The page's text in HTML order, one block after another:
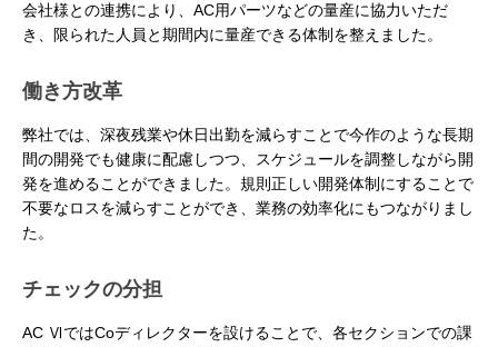
会社様との連携により、AC用パーツなどの量産に協力いただ
き、限られた人員と期間内に量産できる体制を整えました。
働き方改革
弊社では、深夜残業や休日出勤を減らすことで今作のような長期
間の開発でも健康に配慮しつつ、スケジュールを調整しながら開
発を進めることができました。規則正しい開発体制にすることで
不要なロスを減らすことができ、業務の効率化にもつながりまし
た。
チェックの分担
AC ⅥではCoディレクターを設けることで、各セクションでの課